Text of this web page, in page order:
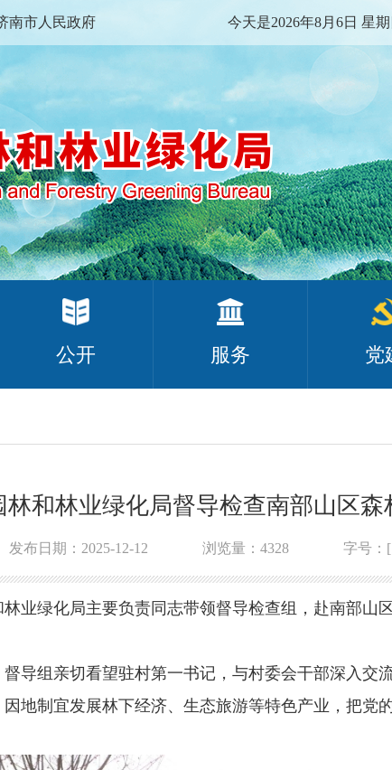
南市人民政府 今天是2026年8月6日 星期
公开 服务 党
林和林业绿化局督导检查南部山区森
发布日期：2025-12-12 浏览量： 4328 字号：[
林业绿化局主要负责同志带领督导检查组，赴南部山
导组亲切看望驻村第一书记，与村委会干部深入交
地制宜发展林下经济、生态旅游等特色产业，把党